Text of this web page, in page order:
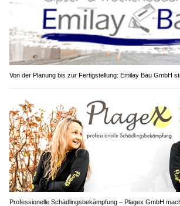
Von der Planung bis zur Fertigstellung: Emilay Bau GmbH
Professionelle Schädlingsbekämpfung – Plagex GmbH